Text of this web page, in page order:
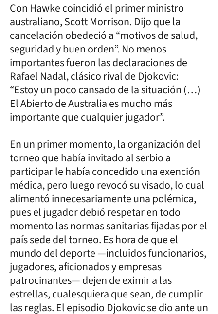
Con Hawke coincidió el primer ministro
australiano, Scott Morrison. Dijo que la
cancelación obedeció a “motivos de salud,
seguridad y buen orden”. No menos
importantes fueron las declaraciones de
Rafael Nadal, clásico rival de Djokovic:
“Estoy un poco cansado de la situación (…)
El Abierto de Australia es mucho más
importante que cualquier jugador”.
En un primer momento, la organización del
torneo que había invitado al serbio a
participar le había concedido una exención
médica, pero luego revocó su visado, lo cual
alimentó innecesariamente una polémica,
pues el jugador debió respetar en todo
momento las normas sanitarias fijadas por el
país sede del torneo. Es hora de que el
mundo del deporte —incluidos funcionarios,
jugadores, aficionados y empresas
patrocinantes— dejen de eximir a las
estrellas, cualesquiera que sean, de cumplir
las reglas. El episodio Djokovic se dio ante un